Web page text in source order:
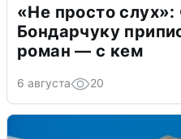
«Не просто
Бондарчуку
роман — с кем
6 августа 20